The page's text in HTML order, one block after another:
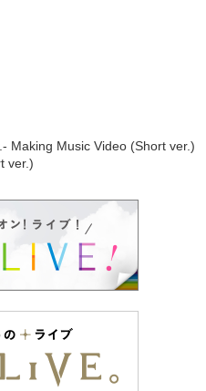
Making Music Video (Short ver.)
ver.)